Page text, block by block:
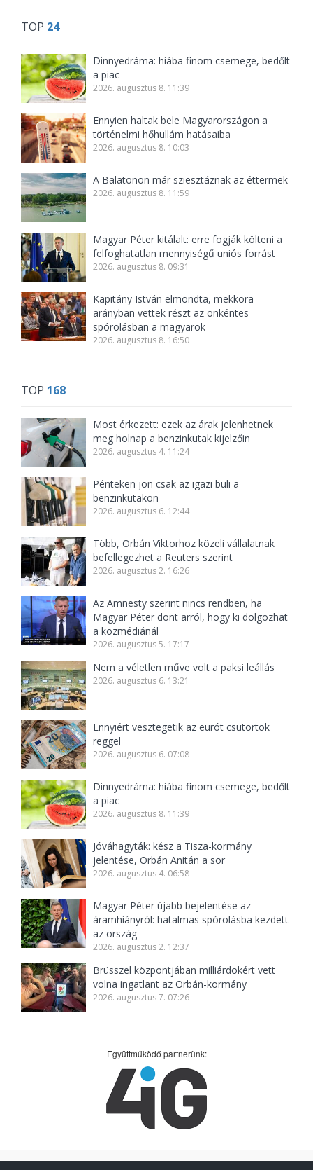
TOP 24
Dinnyedráma: hiába finom csemege, bedőlt
a piac
2026. augusztus 8. 11:39
Ennyien haltak bele Magyarországon a
történelmi hőhullám hatásaiba
2026. augusztus 8. 10:03
A Balatonon már sziesztáznak az éttermek
2026. augusztus 8. 11:59
Magyar Péter kitálalt: erre fogják költeni a
felfoghatatlan mennyiségű uniós forrást
2026. augusztus 8. 09:31
Kapitány István elmondta, mekkora
arányban vettek részt az önkéntes
spórolásban a magyarok
2026. augusztus 8. 16:50
TOP 168
Most érkezett: ezek az árak jelenhetnek
meg holnap a benzinkutak kijelzőin
2026. augusztus 4. 11:24
Pénteken jön csak az igazi buli a
benzinkutakon
2026. augusztus 6. 12:44
Több, Orbán Viktorhoz közeli vállalatnak
befellegezhet a Reuters szerint
2026. augusztus 2. 16:26
Az Amnesty szerint nincs rendben, ha
Magyar Péter dönt arról, hogy ki dolgozhat
a közmédiánál
2026. augusztus 5. 17:17
Nem a véletlen műve volt a paksi leállás
2026. augusztus 6. 13:21
Ennyiért vesztegetik az eurót csütörtök
reggel
2026. augusztus 6. 07:08
Dinnyedráma: hiába finom csemege, bedőlt
a piac
2026. augusztus 8. 11:39
Jóváhagyták: kész a Tisza-kormány
jelentése, Orbán Anitán a sor
2026. augusztus 4. 06:58
Magyar Péter újabb bejelentése az
áramhiányról: hatalmas spórolásba kezdett
az ország
2026. augusztus 2. 12:37
Brüsszel központjában milliárdokért vett
volna ingatlant az Orbán-kormány
2026. augusztus 7. 07:26
Együttműködő partnerünk: